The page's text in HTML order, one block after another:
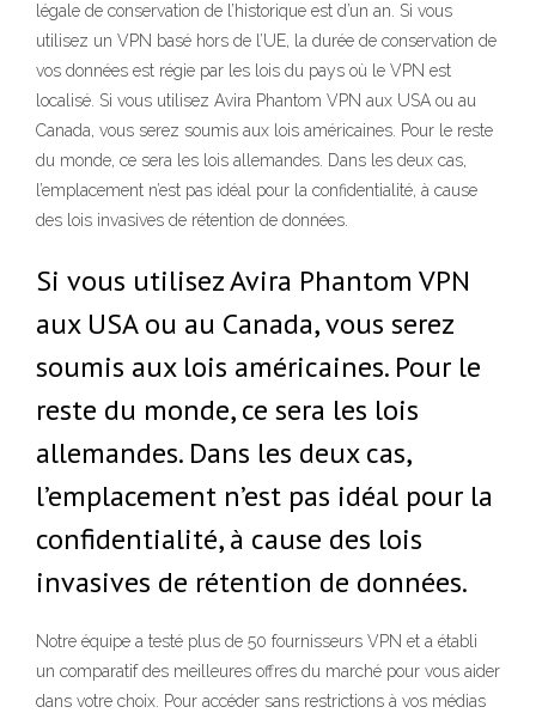
légale de conservation de l’historique est d’un an. Si vous
utilisez un VPN basé hors de l’UE, la durée de conservation de
vos données est régie par les lois du pays où le VPN est
localisé. Si vous utilisez Avira Phantom VPN aux USA ou au
Canada, vous serez soumis aux lois américaines. Pour le reste
du monde, ce sera les lois allemandes. Dans les deux cas,
l’emplacement n’est pas idéal pour la confidentialité, à cause
des lois invasives de rétention de données.
Si vous utilisez Avira Phantom VPN
aux USA ou au Canada, vous serez
soumis aux lois américaines. Pour le
reste du monde, ce sera les lois
allemandes. Dans les deux cas,
l’emplacement n’est pas idéal pour la
confidentialité, à cause des lois
invasives de rétention de données.
Notre équipe a testé plus de 50 fournisseurs VPN et a établi
un comparatif des meilleures offres du marché pour vous aider
dans votre choix. Pour accéder sans restrictions à vos médias